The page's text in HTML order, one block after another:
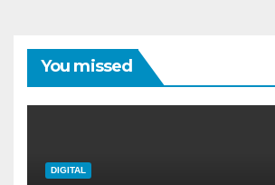
You missed
DIGITAL